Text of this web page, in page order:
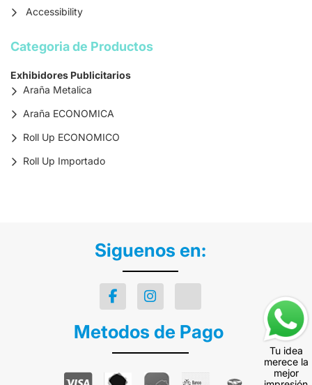
Accessibility
Categoria de Productos
Exhibidores Publicitarios
Araña Metalica
Araña ECONOMICA
Roll Up ECONOMICO
Roll Up Importado
Siguenos en:
Metodos de Pago
Tu idea
merece la
mejor